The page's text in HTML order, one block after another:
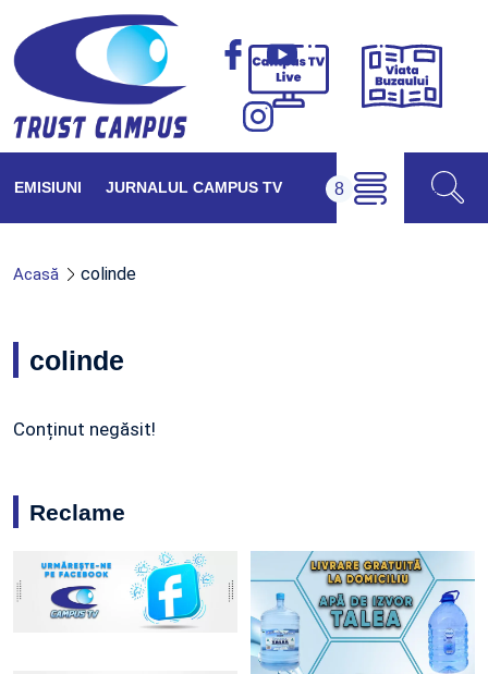
Campus
Viața
EMISIUNI JURNALUL CAMPUS TV
Acasă colinde
colinde
Conținut negăsit!
Reclame